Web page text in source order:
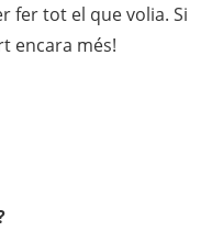
fer tot el que volia. Si
encara més!